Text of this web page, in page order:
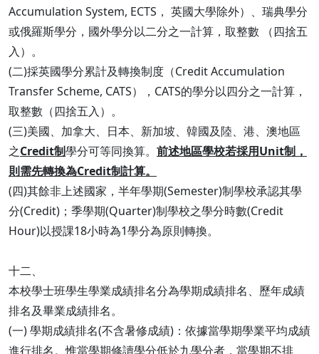
Accumulation System, ECTS， 英國大學除外）、瑞典學分
或俄羅斯學分，國外學分以二分之一計算，取整數 （四捨五
入）。
(二)採英國學分累計及轉換制度（Credit Accumulation
Transfer Scheme, CATS），CATS的學分以四分之一計算，
取整數（四捨五入）。
(三)美國、加拿大、日本、新加坡、韓國及陸、港、澳地區
之Credit制學分可等同換算。 前述地區學校若採用Unit制，
則需先轉換為Credit制計算。
(四)其餘非上述國家，半年學期(Semester)制學校承認其學
分(Credit)；季學期(Quarter)制學校之學分時數(Credit
Hour)以授課18小時為1學分為原則轉換。
十二、
本校學士班學生學業成績排名分為學期成績排名、歷年成績
排名及畢業成績排名。
(一) 學期成績排名(不含暑修成績)：依據當學期學業平均成績
進行排名。惟當學期修讀學分低於九學分者，當學期不排